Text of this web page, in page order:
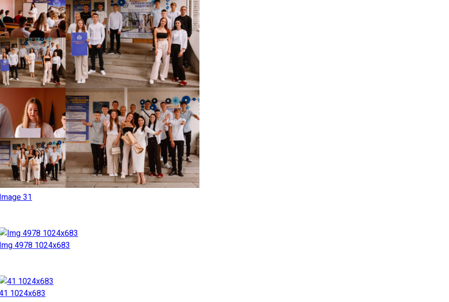
31
4978 1024x683
1024x683